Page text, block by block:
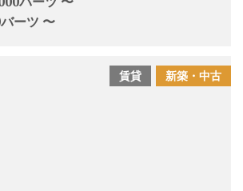
ーツ 〜
新築・中古
賃貸